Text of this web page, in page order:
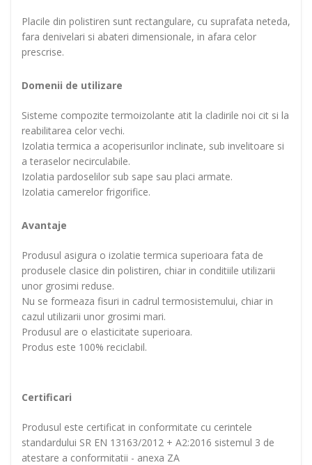
Placile din polistiren sunt rectangulare, cu suprafata neteda,
fara denivelari si abateri dimensionale, in afara celor
prescrise.
Domenii de utilizare
Sisteme compozite termoizolante atit la cladirile noi cit si la
reabilitarea celor vechi.
Izolatia termica a acoperisurilor inclinate, sub invelitoare si
a teraselor necirculabile.
Izolatia pardoselilor sub sape sau placi armate.
Izolatia camerelor frigorifice.
Avantaje
Produsul asigura o izolatie termica superioara fata de
produsele clasice din polistiren, chiar in conditiile utilizarii
unor grosimi reduse.
Nu se formeaza fisuri in cadrul termosistemului, chiar in
cazul utilizarii unor grosimi mari.
Produsul are o elasticitate superioara.
Produs este 100% reciclabil.
Certificari
Produsul este certificat in conformitate cu cerintele
standardului SR EN 13163/2012 + A2:2016 sistemul 3 de
atestare a conformitatii - anexa ZA